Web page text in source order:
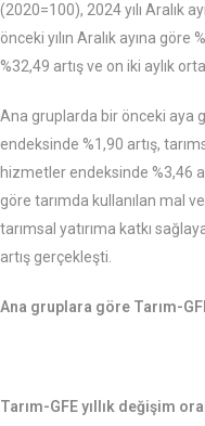
(2020=100), 2024 yılı Aralık
önceki yılın Aralık ayına göre
%32,49 artış ve on iki aylık
Ana gruplarda bir önceki aya
endeksinde %1,90 artış,
hizmetler endeksinde %3,46
göre tarımda kullanılan mal
tarımsal yatırıma katkı
artış gerçekleşti.
Ana gruplara göre Tarım-
Tarım-GFE yıllık değişim